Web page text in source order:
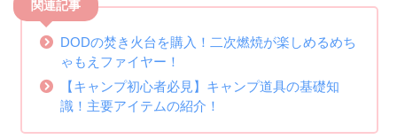
関連記事
DODの焚き火台を購入！二次燃焼が楽しめるめち
ゃもえファイヤー！
【キャンプ初心者必見】キャンプ道具の基礎知
識！主要アイテムの紹介！